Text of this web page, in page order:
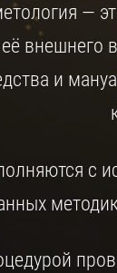
—
внешнего
и
с